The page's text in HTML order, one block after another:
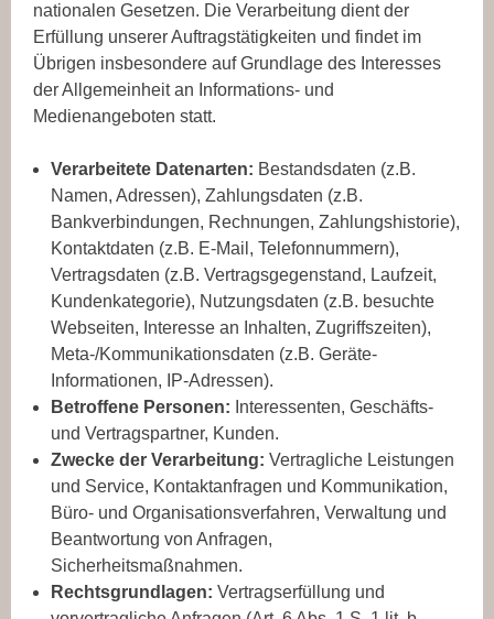
nationalen Gesetzen. Die Verarbeitung dient der
Erfüllung unserer Auftragstätigkeiten und findet im
Übrigen insbesondere auf Grundlage des Interesses
der Allgemeinheit an Informations- und
Medienangeboten statt.
Verarbeitete Datenarten: Bestandsdaten (z.B.
Namen, Adressen), Zahlungsdaten (z.B.
Bankverbindungen, Rechnungen, Zahlungshistorie),
Kontaktdaten (z.B. E-Mail, Telefonnummern),
Vertragsdaten (z.B. Vertragsgegenstand, Laufzeit,
Kundenkategorie), Nutzungsdaten (z.B. besuchte
Webseiten, Interesse an Inhalten, Zugriffszeiten),
Meta-/Kommunikationsdaten (z.B. Geräte-
Informationen, IP-Adressen).
Betroffene Personen: Interessenten, Geschäfts-
und Vertragspartner, Kunden.
Zwecke der Verarbeitung: Vertragliche Leistungen
und Service, Kontaktanfragen und Kommunikation,
Büro- und Organisationsverfahren, Verwaltung und
Beantwortung von Anfragen,
Sicherheitsmaßnahmen.
Rechtsgrundlagen: Vertragserfüllung und